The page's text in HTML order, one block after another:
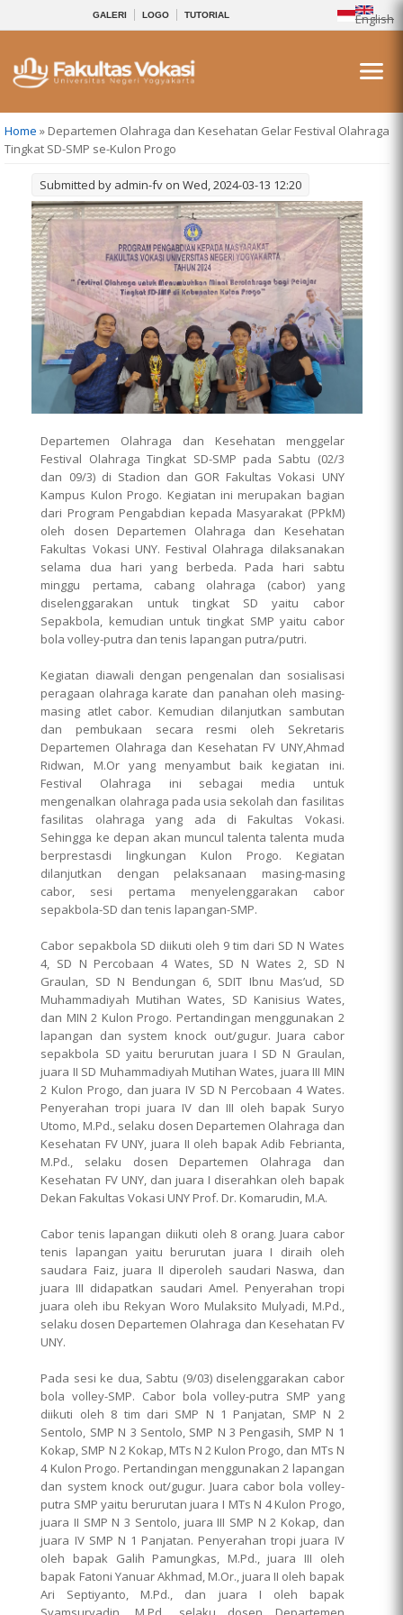
English
GALERI LOGO TUTORIAL
You are here
Home » Departemen Olahraga dan Kesehatan Gelar Festival Olahraga
Tingkat SD-SMP se-Kulon Progo
Submitted by admin-fv on Wed, 2024-03-13 12:20
Departemen Olahraga dan Kesehatan menggelar
Festival Olahraga Tingkat SD-SMP pada Sabtu (02/3
dan 09/3) di Stadion dan GOR Fakultas Vokasi UNY
Kampus Kulon Progo. Kegiatan ini merupakan bagian
dari Program Pengabdian kepada Masyarakat (PPkM)
oleh dosen Departemen Olahraga dan Kesehatan
Fakultas Vokasi UNY. Festival Olahraga dilaksanakan
selama dua hari yang berbeda. Pada hari sabtu
minggu pertama, cabang olahraga (cabor) yang
diselenggarakan untuk tingkat SD yaitu cabor
Sepakbola, kemudian untuk tingkat SMP yaitu cabor
bola volley-putra dan tenis lapangan putra/putri.
Kegiatan diawali dengan pengenalan dan sosialisasi
peragaan olahraga karate dan panahan oleh masing-
masing atlet cabor. Kemudian dilanjutkan sambutan
dan pembukaan secara resmi oleh Sekretaris
Departemen Olahraga dan Kesehatan FV UNY,Ahmad
Ridwan, M.Or yang menyambut baik kegiatan ini.
Festival Olahraga ini sebagai media untuk
mengenalkan olahraga pada usia sekolah dan fasilitas
fasilitas olahraga yang ada di Fakultas Vokasi.
Sehingga ke depan akan muncul talenta talenta muda
berprestasdi lingkungan Kulon Progo. Kegiatan
dilanjutkan dengan pelaksanaan masing-masing
cabor, sesi pertama menyelenggarakan cabor
sepakbola-SD dan tenis lapangan-SMP.
Cabor sepakbola SD diikuti oleh 9 tim dari SD N Wates
4, SD N Percobaan 4 Wates, SD N Wates 2, SD N
Graulan, SD N Bendungan 6, SDIT Ibnu Mas’ud, SD
Muhammadiyah Mutihan Wates, SD Kanisius Wates,
dan MIN 2 Kulon Progo. Pertandingan menggunakan 2
lapangan dan system knock out/gugur. Juara cabor
sepakbola SD yaitu berurutan juara I SD N Graulan,
juara II SD Muhammadiyah Mutihan Wates, juara III MIN
2 Kulon Progo, dan juara IV SD N Percobaan 4 Wates.
Penyerahan tropi juara IV dan III oleh bapak Suryo
Utomo, M.Pd., selaku dosen Departemen Olahraga dan
Kesehatan FV UNY, juara II oleh bapak Adib Febrianta,
M.Pd., selaku dosen Departemen Olahraga dan
Kesehatan FV UNY, dan juara I diserahkan oleh bapak
Dekan Fakultas Vokasi UNY Prof. Dr. Komarudin, M.A.
Cabor tenis lapangan diikuti oleh 8 orang. Juara cabor
tenis lapangan yaitu berurutan juara I diraih oleh
saudara Faiz, juara II diperoleh saudari Naswa, dan
juara III didapatkan saudari Amel. Penyerahan tropi
juara oleh ibu Rekyan Woro Mulaksito Mulyadi, M.Pd.,
selaku dosen Departemen Olahraga dan Kesehatan FV
UNY.
Pada sesi ke dua, Sabtu (9/03) diselenggarakan cabor
bola volley-SMP. Cabor bola volley-putra SMP yang
diikuti oleh 8 tim dari SMP N 1 Panjatan, SMP N 2
Sentolo, SMP N 3 Sentolo, SMP N 3 Pengasih, SMP N 1
Kokap, SMP N 2 Kokap, MTs N 2 Kulon Progo, dan MTs N
4 Kulon Progo. Pertandingan menggunakan 2 lapangan
dan system knock out/gugur. Juara cabor bola volley-
putra SMP yaitu berurutan juara I MTs N 4 Kulon Progo,
juara II SMP N 3 Sentolo, juara III SMP N 2 Kokap, dan
juara IV SMP N 1 Panjatan. Penyerahan tropi juara IV
oleh bapak Galih Pamungkas, M.Pd., juara III oleh
bapak Fatoni Yanuar Akhmad, M.Or., juara II oleh bapak
Ari Septiyanto, M.Pd., dan juara I oleh bapak